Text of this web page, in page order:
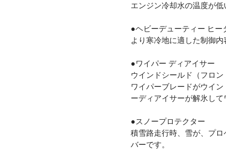
エンジン冷却水の温度が
●ヘビーデューティー ヒー
より寒冷地に適した制御内
●ワイパー ディアイサー
ウインドシールド（フロ
ワイパーブレードがウイ
ーディアイサーが解氷して
●スノープロテクター
積雪路走行時、雪が、プ
バーです。